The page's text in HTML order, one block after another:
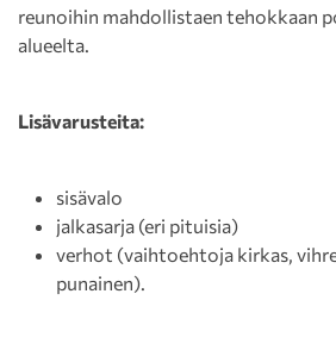
reunoihin mahdollistaen tehokkaan
alueelta.
Lisävarusteita:
sisävalo
jalkasarja (eri pituisia)
verhot (vaihtoehtoja kirkas,
punainen).